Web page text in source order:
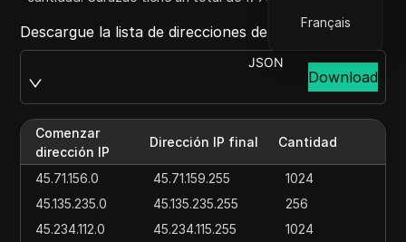
Français
Descargue la lista de direcciones de Curazao desde:
JSON
Download
Comenzar
dirección IP
Dirección IP final Cantidad
45.71.156.0 45.71.159.255
1024
45.135.235.0
45.135.235.255
256
45.234.112.0
45.234.115.255
1024